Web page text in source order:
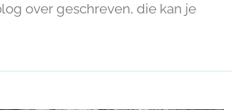
over geschreven, die kan je